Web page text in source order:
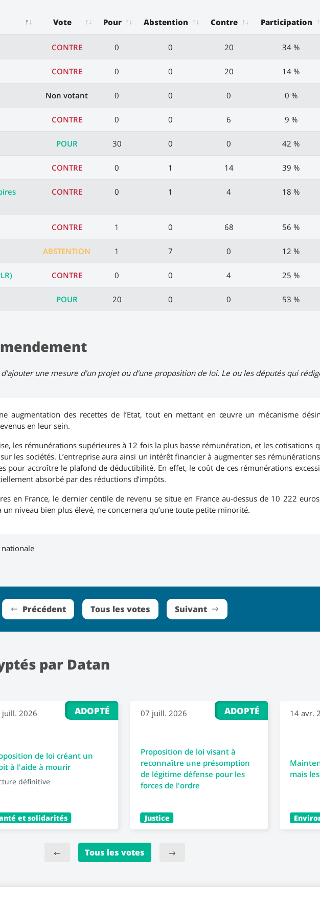
Vote Pour Abstention Contre Participation
CONTRE 0 0 20 34 %
CONTRE 0 0 20 14 %
Non votant 0 0 0 0 %
CONTRE 0 0 6 9 %
POUR 30 0 0 42 %
CONTRE 0 1 14 39 %
CONTRE 0 1 4 18 %
CONTRE 1 0 68 56 %
ABSTENTION 1 7 0 12 %
CONTRE 0 0 4 25 %
POUR 20 0 0 53 %
une mesure d'un projet ou d'une proposition de loi. Le ou les députés qui
augmentation des recettes de l’Etat, tout en mettant en œuvre un mécanisme
en leur sein.
les rémunérations supérieures à 12 fois la plus basse rémunération, et les cotisations
les sociétés. L’entreprise aura ainsi un intérêt financier à augmenter ses
pour accroître le plafond de déductibilité. En effet, le coût de ces rémunérations
absorbé par des réductions d’impôts.
en France, le dernier centile de revenu se situe en France au-dessus de 10 222
niveau bien plus élevé, ne concernera qu’une toute petite minorité.
Précédent Tous les votes Suivant
par Datan
ADOPTÉ
juill. 2026
de loi créant un
à l'aide à mourir
définitive
et solidarités
ADOPTÉ
07 juill. 2026
Proposition de loi visant à
reconnaître une présomption
de légitime défense pour les
forces de l'ordre
Justice
14 avr.
mais
Tous les votes